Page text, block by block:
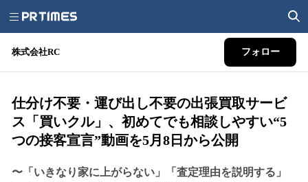
株式会社RC フォロー
仕分け不要・運び出し不要の出張買取サービ
ス「買いクル」、初めてでも相談しやすい“5
つの接客宣言”動画を5月8日から公開
〜「いきなり家に上がらない」「査定理由を説明する」